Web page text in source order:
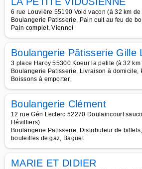
6 rue Louvière 55190 Void vacon (à 32 km
Boulangerie Patisserie, Pain cuit au feu de
Pain complet, Viennoi
Boulangerie Pâtisserie Gille
3 place Haroy 55300 Koeur la petite (à 32
Boulangerie Patisserie, Livraison à domicile,
Boissons à emporter,
Boulangerie Clément
12 rue Gén Leclerc 52270 Doulaincourt
Hévilliers)
Boulangerie Patisserie, Distributeur de
bouteilles de gaz, Baguet
MARIE ET DIDIER